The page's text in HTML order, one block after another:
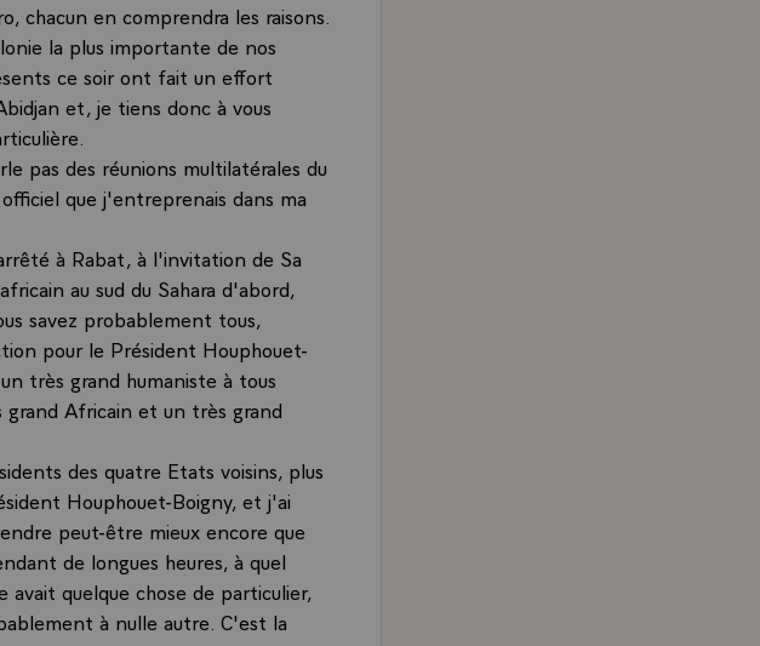
chacun en comprendra les raisons.
la plus importante de nos
ce soir ont fait un effort
et, je tiens donc à vous
pas des réunions multilatérales du
que j'entreprenais dans ma
à Rabat, à l'invitation de Sa
au sud du Sahara d'abord,
savez probablement tous,
pour le Président Houphouet-
très grand humaniste à tous
grand Africain et un très grand
des quatre Etats voisins, plus
Houphouet-Boigny, et j'ai
peut-être mieux encore que
de longues heures, à quel
quelque chose de particulier,
à nulle autre. C'est la